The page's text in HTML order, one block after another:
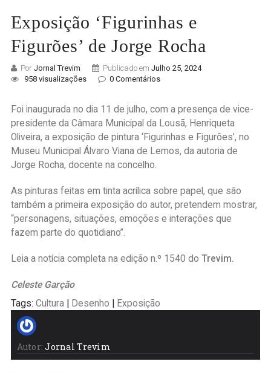
Exposição ‘Figurinhas e
Figurões’ de Jorge Rocha
Por Jornal Trevim Publicado em Julho 25, 2024
958 visualizações
0 Comentários
Foi inaugurada no dia 11 de julho, com a presença de vice-
presidente da Câmara Municipal da Lousã, Henriqueta
Oliveira, a exposição de pintura ‘Figurinhas e Figurões’, no
Museu Municipal Álvaro Viana de Lemos, da autoria de
Jorge Rocha, docente na concelho.
As pinturas feitas em tinta acrílica sobre papel, que são
também a primeira exposição do autor, pretendem mostrar,
“personagens, situações, emoções e interações que
fazem parte do quotidiano”.
Leia a notícia completa na edição n.º 1540 do Trevim.
Celeste Garção
Tags: Cultura| Desenho Exposição
Autor: Jornal Trevim